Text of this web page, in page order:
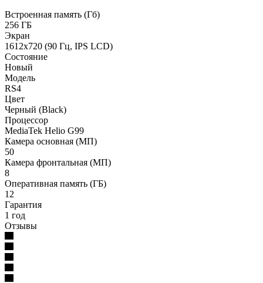
Встроенная память (Гб)
256 ГБ
Экран
1612x720 (90 Гц, IPS LCD)
Состояние
Новый
Модель
RS4
Цвет
Черный (Black)
Процессор
MediaTek Helio G99
Камера основная (МП)
50
Камера фронтальная (МП)
8
Оперативная память (ГБ)
12
Гарантия
1 год
Отзывы